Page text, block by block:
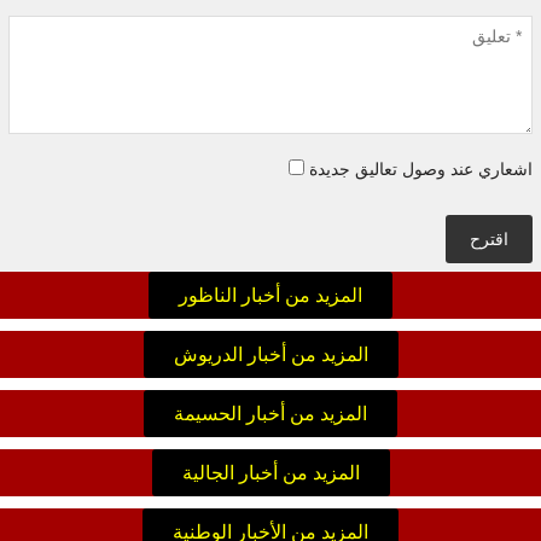
اشعاري عند وصول تعاليق جديدة
اقترح
المزيد من أخبار الناظور
المزيد من أخبار الدريوش
المزيد من أخبار الحسيمة
المزيد من أخبار الجالية
المزيد من الأخبار الوطنية